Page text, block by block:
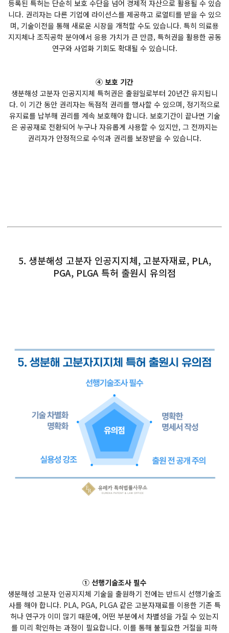
등록된 특허는 단순히 보호 수단을 넘어 경제적 자산으로 활용될 수 있습
니다. 권리자는 다른 기업에 라이선스를 제공하고 로열티를 받을 수 있으
며, 기술이전을 통해 새로운 시장을 개척할 수도 있습니다. 특히 의료용
지지체나 조직공학 분야에서 응용 가치가 큰 만큼, 특허권을 활용한 공동
연구와 사업화 기회도 확대될 수 있습니다.
④ 보호 기간
생분해성 고분자 인공지지체 특허권은 출원일로부터 20년간 유지됩니
다. 이 기간 동안 권리자는 독점적 권리를 행사할 수 있으며, 정기적으로
유지료를 납부해 권리를 계속 보호해야 합니다. 보호기간이 끝나면 기술
은 공공재로 전환되어 누구나 자유롭게 사용할 수 있지만, 그 전까지는
권리자가 안정적으로 수익과 권리를 보장받을 수 있습니다.
5. 생분해성 고분자 인공지지체, 고분자재료, PLA,
PGA, PLGA 특허 출원시 유의점
① 선행기술조사 필수
생분해성 고분자 인공지지체 기술을 출원하기 전에는 반드시 선행기술조
사를 해야 합니다. PLA, PGA, PLGA 같은 고분자재료를 이용한 기존 특
허나 연구가 이미 많기 때문에, 어떤 부분에서 차별성을 가질 수 있는지
를 미리 확인하는 과정이 필요합니다. 이를 통해 불필요한 거절을 피하